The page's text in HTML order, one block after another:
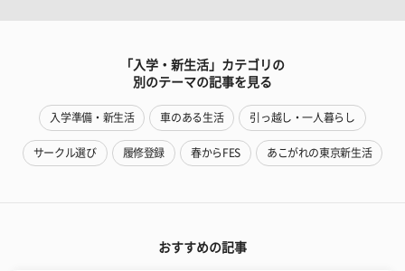
「入学・新生活」カテゴリの
別のテーマの記事を見る
入学準備・新生活 車のある生活 引っ越し・一人暮らし
サークル選び 履修登録 春からFES あこがれの東京新生活
おすすめの記事